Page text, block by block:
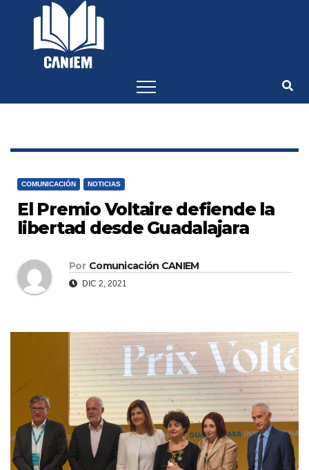
COMUNICACIÓN NOTICIAS
El Premio Voltaire defiende la
libertad desde Guadalajara
Por Comunicación CANIEM
DIC 2, 2021